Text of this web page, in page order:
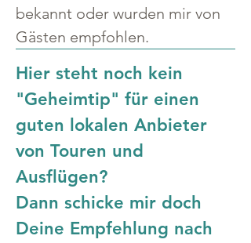
bekannt oder wurden mir von
Gästen empfohlen.
Hier steht noch kein
"Geheimtip" für einen
guten lokalen Anbieter
von Touren und
Ausflügen?
Dann schicke mir doch
Deine Empfehlung nach